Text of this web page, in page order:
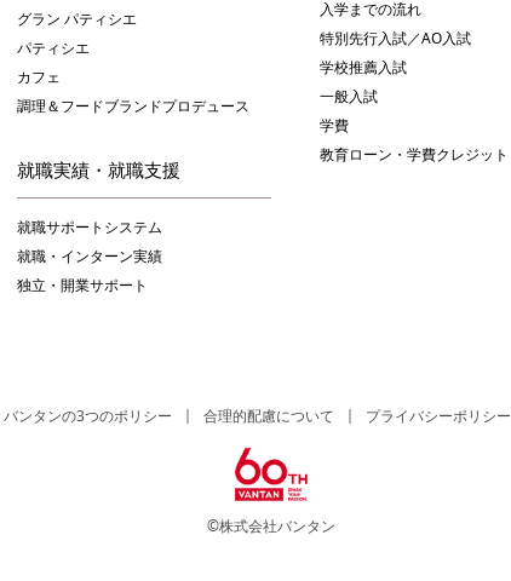
グラン パティシエ
パティシエ
カフェ
調理＆フードブランドプロデュース
就職実績・就職支援
就職サポートシステム
就職・インターン実績
独立・開業サポート
入学までの流れ
特別先行入試／AO入試
学校推薦入試
一般入試
学費
教育ローン・学費クレジット
バンタンの3つのポリシー 合理的配慮について プライバシーポリシー
©株式会社バンタン